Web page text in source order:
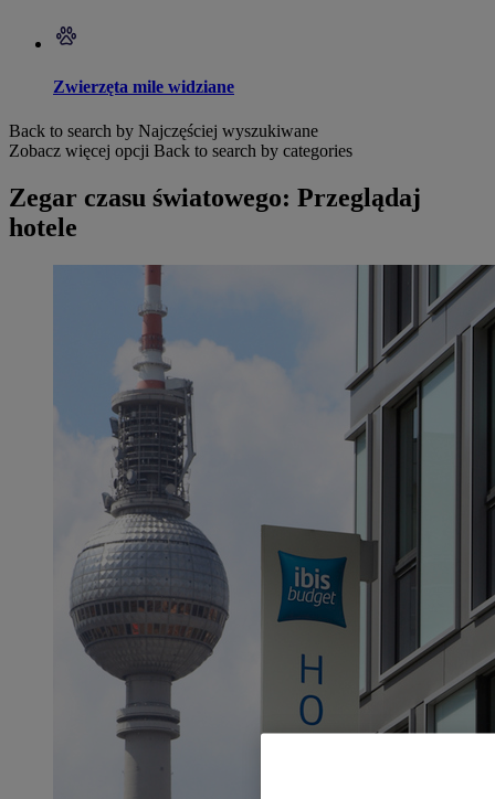
Zwierzęta mile widziane
Back to search by Najczęściej wyszukiwane
Zobacz więcej opcji Back to search by categories
Zegar czasu światowego: Przeglądaj
hotele